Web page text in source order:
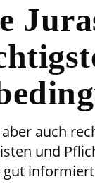
auch
und